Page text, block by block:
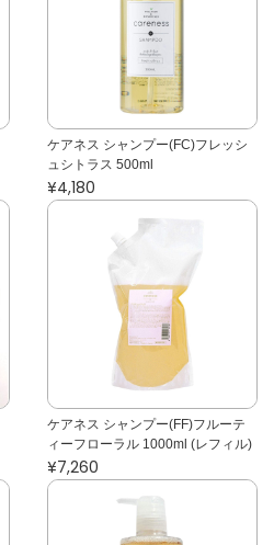
ケアネス シャンプー(FC)フレッシ
ュシトラス 500ml
¥4,180
ケアネス シャンプー(FF)フルーテ
ィーフローラル 1000ml (レフィル)
¥7,260